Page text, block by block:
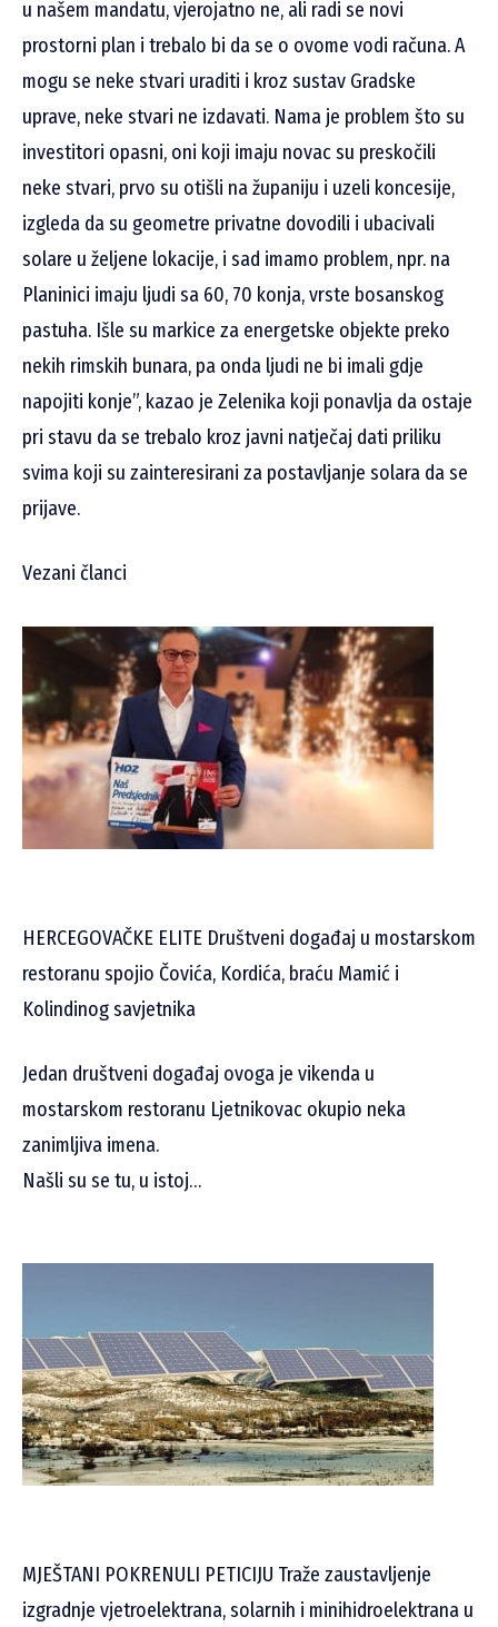
u našem mandatu, vjerojatno ne, ali radi se novi
prostorni plan i trebalo bi da se o ovome vodi računa. A
mogu se neke stvari uraditi i kroz sustav Gradske
uprave, neke stvari ne izdavati. Nama je problem što su
investitori opasni, oni koji imaju novac su preskočili
neke stvari, prvo su otišli na županiju i uzeli koncesije,
izgleda da su geometre privatne dovodili i ubacivali
solare u željene lokacije, i sad imamo problem, npr. na
Planinici imaju ljudi sa 60, 70 konja, vrste bosanskog
pastuha. Išle su markice za energetske objekte preko
nekih rimskih bunara, pa onda ljudi ne bi imali gdje
napojiti konje”, kazao je Zelenika koji ponavlja da ostaje
pri stavu da se trebalo kroz javni natječaj dati priliku
svima koji su zainteresirani za postavljanje solara da se
prijave.
Vezani članci
HERCEGOVAČKE ELITE Društveni događaj u mostarskom
restoranu spojio Čovića, Kordića, braću Mamić i
Kolindinog savjetnika
Jedan društveni događaj ovoga je vikenda u
mostarskom restoranu Ljetnikovac okupio neka
zanimljiva imena.
Našli su se tu, u istoj…
MJEŠTANI POKRENULI PETICIJU Traže zaustavljenje
izgradnje vjetroelektrana, solarnih i minihidroelektrana u